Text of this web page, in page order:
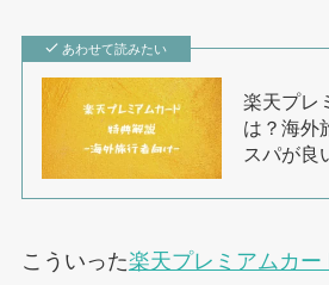
あわせて読みたい
楽天プレ
は？海外
スパが良
こういった楽天プレミアムカー